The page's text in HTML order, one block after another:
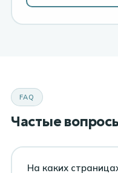
FAQ
Частые
На каких